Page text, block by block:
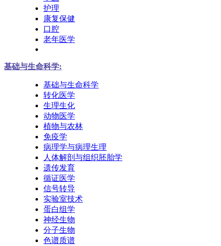
护理
康复保健
口腔
老年医学
基础与生命科学:
基础与生命科学
转化医学
生理生化
动物医学
植物与农林
免疫学
病理学与病理生理
人体解剖与组织胚胎学
遗传发育
循证医学
信号转导
实验室技术
蛋白组学
神经生物
分子生物
色谱质谱